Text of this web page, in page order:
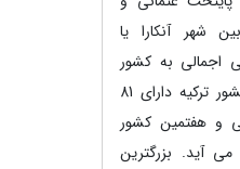
شهر آنکارا یا
اجمالی به کشور
ترکیه آغاز می کنیم. کشور ترکیه دارای 81
و هفتمین کشور
آید. بزرگترین